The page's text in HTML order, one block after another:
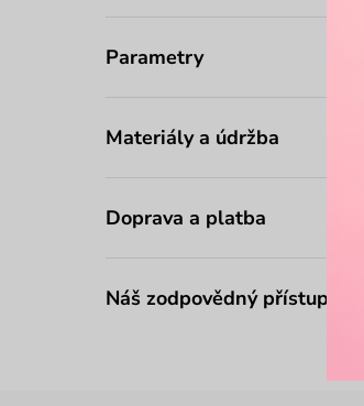
Parametry
Materiály a údržba
Doprava a platba
Náš zodpovědný přístup